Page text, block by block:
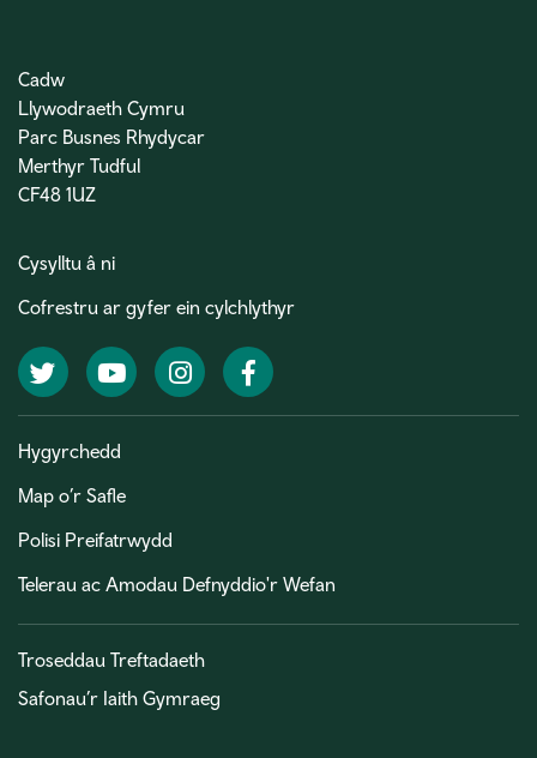
Cadw
Llywodraeth Cymru
Parc Busnes Rhydycar
Merthyr Tudful
CF48 1UZ
Cysylltu â ni
Cofrestru ar gyfer ein cylchlythyr
TwitterYouTubeInstagramFacebook
Hygyrchedd
Map o’r Safle
Polisi Preifatrwydd
Telerau ac Amodau Defnyddio'r Wefan
Troseddau Treftadaeth
Safonau’r Iaith Gymraeg